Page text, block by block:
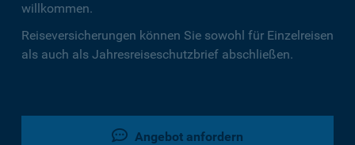
willkommen.
Reiseversicherungen können Sie sowohl für Einzelreisen
als auch als Jahresreiseschutzbrief abschließen.
Angebot anfordern